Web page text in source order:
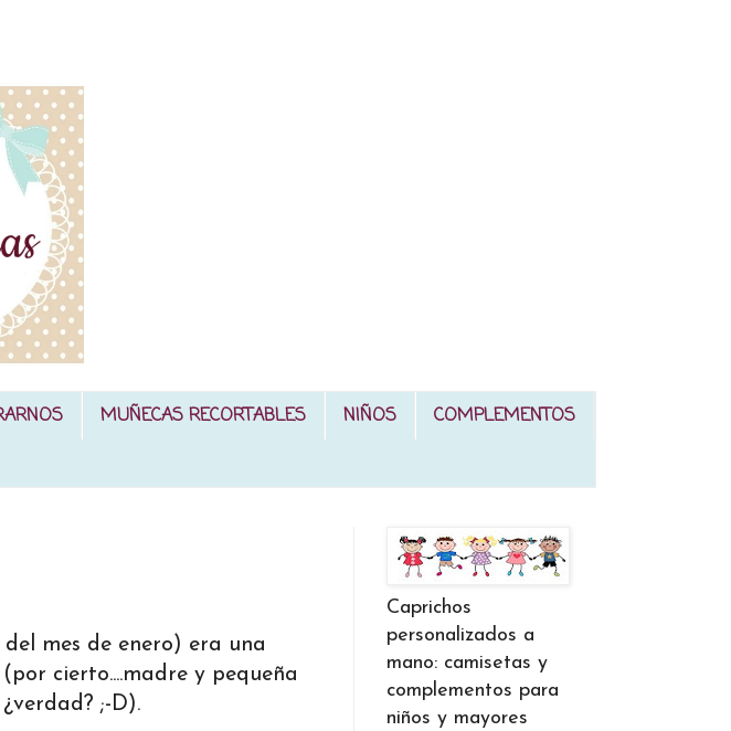
MUÑECAS RECORTABLES NIÑOS
COMPLEMENTOS
mes de enero) era una
cierto....madre y pequeña
;-D).
Caprichos
personalizados a
mano: camisetas y
complementos para
niños y mayores